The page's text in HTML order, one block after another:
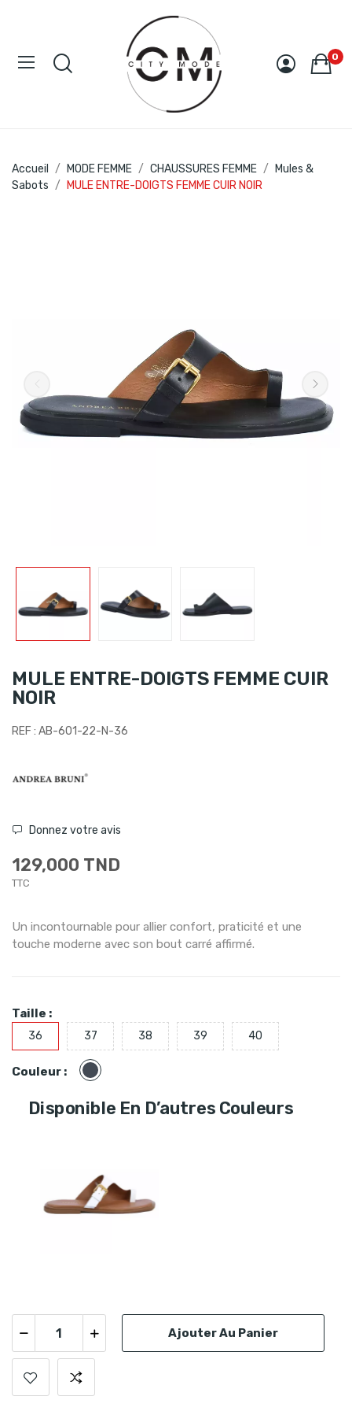
0
Accueil MODE FEMME CHAUSSURES FEMME
Mules &
Sabots
MULE ENTRE-DOIGTS FEMME CUIR NOIR
MULE ENTRE-DOIGTS FEMME CUIR
NOIR
REF : AB-601-22-N-36
Donnez votre avis
129,000 TND
TTC
Un incontournable pour allier confort, praticité et une
touche moderne avec son bout carré affirmé.
Taille :
36 37 38 39 40
Couleur : Noir
Disponible En D’autres Couleurs
Ajouter Au Panier